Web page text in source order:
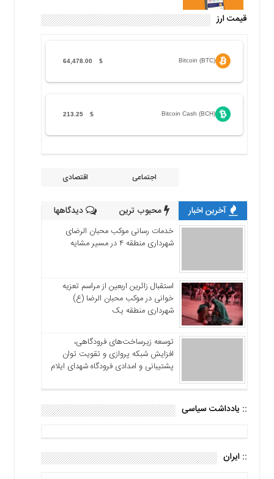
قیمت ارز
Bitcoin (BTC)
$
64,478.00
Bitcoin Cash (BCH)
$
213.25
اجتماعی اقتصادی
آخرین اخبار محبوب ترین دیدگاهها
خدمات رسانی موکب محبان الرضای
شهرداری منطقه ۴ در مسیر مشایه
استقبال زائرین اربعین از مراسم تعزیه
خوانی در موکب محبان الرضا (ع)
شهرداری منطقه یک
توسعه زیرساخت‌های فرودگاهی،
افزایش شبکه پروازی و تقویت توان
پشتیبانی و امدادی فرودگاه شهدای ایلام
:: یادداشت سیاسی
:: ایران